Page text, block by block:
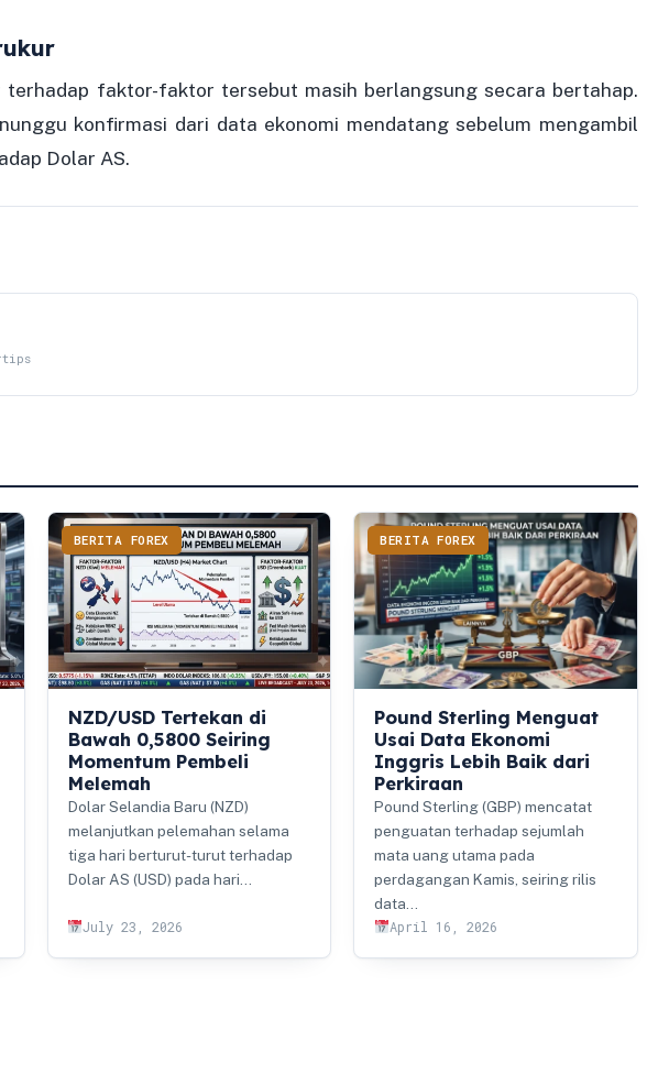
terhadap faktor-faktor tersebut masih berlangsung secara bertahap.
konfirmasi dari data ekonomi mendatang sebelum mengambil
Dolar AS.
BERITA FOREX
NZD/USD Tertekan di
Bawah 0,5800 Seiring
Momentum Pembeli
Melemah
Dolar Selandia Baru (NZD)
melanjutkan pelemahan selama
tiga hari berturut-turut terhadap
Dolar AS (USD) pada hari…
July 23, 2026
BERITA FOREX
Pound Sterling Menguat
Usai Data Ekonomi
Inggris Lebih Baik dari
Perkiraan
Pound Sterling (GBP) mencatat
penguatan terhadap sejumlah
mata uang utama pada
perdagangan Kamis, seiring rilis
data…
April 16, 2026